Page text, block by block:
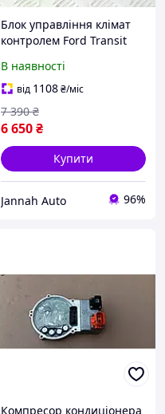
Блок управління клімат
контролем Ford Transit
кондиціонера Форд
Транзит NK4T18C612AE
В наявності
від 1108₴/міс
6 650₴
7 390 ₴
Купити
Jannah Auto 96%
Компресор кондиціонера